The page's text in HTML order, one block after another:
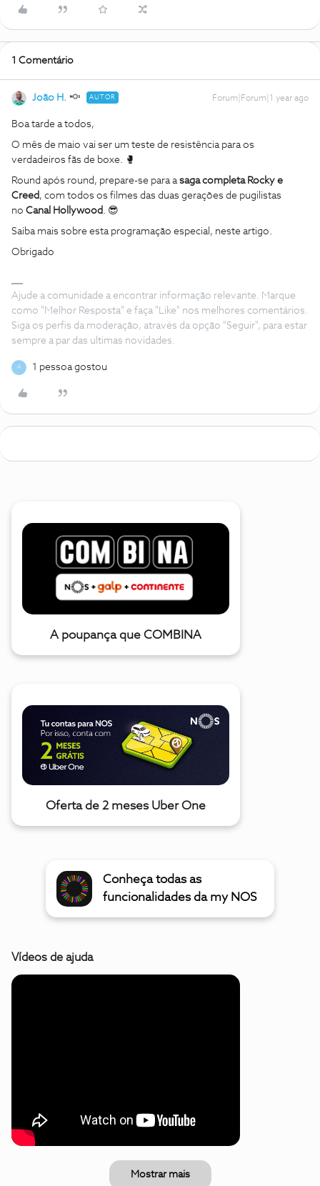
1 Comentário
João H. AUTOR Forum|Forum|1 year ago
Boa tarde a todos,
O mês de maio vai ser um teste de resistência para os
verdadeiros fãs de boxe. 🥊
Round após round, prepare-se para a saga completa Rocky e
Creed, com todos os filmes das duas gerações de pugilistas
no Canal Hollywood . 😎
Saiba mais sobre esta programação especial, neste artigo.
Obrigado
Ajude a comunidade a encontrar informação relevante. Marque
como "Melhor Resposta" e faça "Like" nos melhores comentários.
Siga os perfis da moderação, através da opção "Seguir", para estar
sempre a par das ultimas novidades.
A 1 pessoa gostou
A poupança que COMBINA
Oferta de 2 meses Uber One
Conheça todas as
funcionalidades da my NOS
Vídeos de ajuda
Mostrar mais